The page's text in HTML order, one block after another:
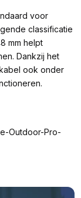
voor
classificatie
mm helpt
Dankzij het
ook onder
Outdoor-Pro-